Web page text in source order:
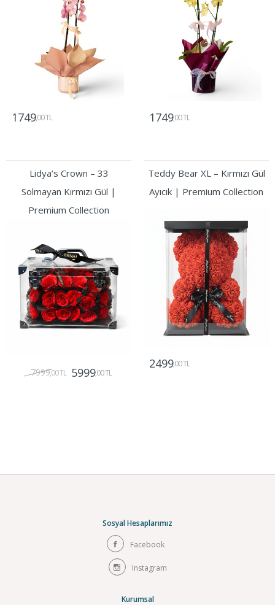
1749,00 TL 1749,00 TL
Lidya’s Crown – 33
Solmayan Kırmızı Gül |
Premium Collection
7999,00 TL 5999,00 TL
Teddy Bear XL – Kırmızı Gül
Ayıcık | Premium Collection
2499,00 TL
Sosyal Hesaplarımız
Facebook
Instagram
Kurumsal